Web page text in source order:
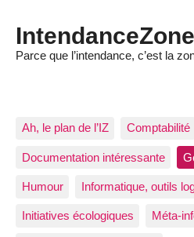
IntendanceZone
Parce que l’intendance, c’est la
Ah, le plan de l’IZ Comptabilité
Documentation intéressante
Humour Informatique, outils
Initiatives écologiques Méta-